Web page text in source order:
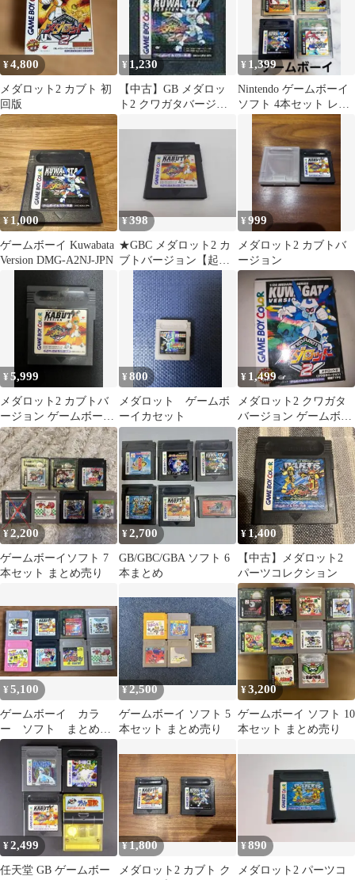
COLOR GBC 中古 a4
¥4,800
メダロット2 カブト 初
回版
¥ 1,230
【中古】GB メダロッ
ト2 クワガタバージョ
¥ 1,399
Nintendo ゲームボーイ
ソフト 4本セット レト
ロゲーム 年代物
¥ 1,000
ゲームボーイ Kuwabata
Version DMG-A2NJ-JPN
¥398
★GBC メダロット2 カ
ブトバージョン【起動
検査済み】
¥999
メダロット2 カブトバ
ージョン
¥5,999
メダロット2 カブトバ
ージョン ゲームボーイ
ソフト
¥800
メダロット ゲームボ
ーイカセット
¥ 1,499
メダロット2 クワガタ
バージョン ゲームボー
イソフト
¥2,200
ゲームボーイソフト 7
本セット まとめ売り
¥2,700
GB/GBC/GBA ソフト 6
本まとめ
¥1,400
【中古】メダロット2
パーツコレクション
¥5,100
ゲームボーイ カラ
ー ソフト まとめ売
り メダロット カービ
ィ たまごっち 他
¥2,500
ゲームボーイ ソフト 5
本セット まとめ売り
¥3,200
ゲームボーイ ソフト 10
本セット まとめ売り
¥2,499
任天堂 GB ゲームボー
¥1,800
メダロット2 カブト ク
¥890
メダロット2 パーツコ